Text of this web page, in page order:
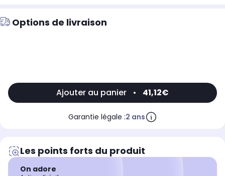
Options de livraison
Ajouter au panier • 41,12€
Garantie légale :2 ans
Les points forts du produit
On adore